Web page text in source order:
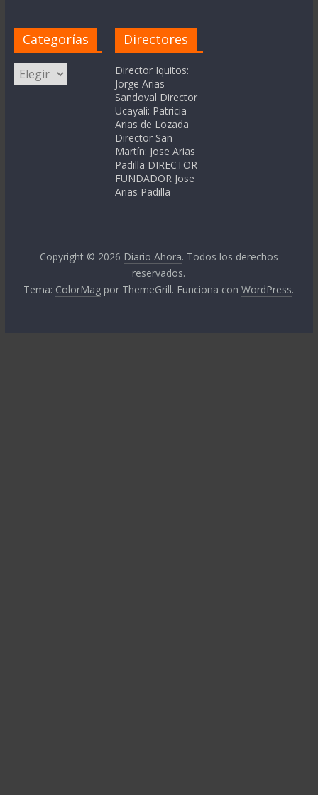
Categorías
Categorías
Directores
Director Iquitos:
Jorge Arias
Sandoval Director
Ucayali: Patricia
Arias de Lozada
Director San
Martín: Jose Arias
Padilla DIRECTOR
FUNDADOR Jose
Arias Padilla
Copyright © 2026 Diario Ahora. Todos los derechos
reservados.
Tema: ColorMag por ThemeGrill. Funciona conWordPress.